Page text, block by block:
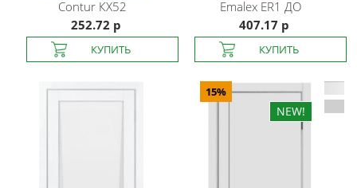
ConturКХ52
252.72 р
EmalexER1 ДО
407.17 р
15%